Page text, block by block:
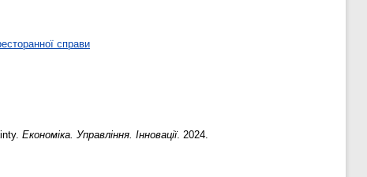
справи
Економіка. Управління. Інновації. 2024.